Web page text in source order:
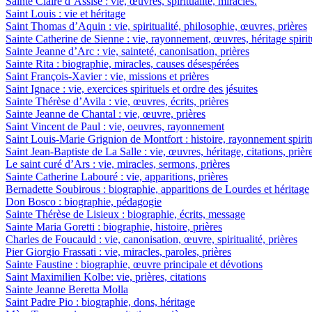
Saint Louis : vie et héritage
Saint Thomas d’Aquin : vie, spiritualité, philosophie, œuvres, prières
Sainte Catherine de Sienne : vie, rayonnement, œuvres, héritage
Sainte Jeanne d’Arc : vie, sainteté, canonisation, prières
Sainte Rita : biographie, miracles, causes désespérées
Saint François-Xavier : vie, missions et prières
Saint Ignace : vie, exercices spirituels et ordre des jésuites
Sainte Thérèse d’Avila : vie, œuvres, écrits, prières
Sainte Jeanne de Chantal : vie, œuvre, prières
Saint Vincent de Paul : vie, oeuvres, rayonnement
Saint Louis-Marie Grignion de Montfort : histoire, rayonnement
Saint Jean-Baptiste de La Salle : vie, œuvres, héritage, citations,
Le saint curé d’Ars : vie, miracles, sermons, prières
Sainte Catherine Labouré : vie, apparitions, prières
Bernadette Soubirous : biographie, apparitions de Lourdes et héritage
Don Bosco : biographie, pédagogie
Sainte Thérèse de Lisieux : biographie, écrits, message
Sainte Maria Goretti : biographie, histoire, prières
Charles de Foucauld : vie, canonisation, œuvre, spiritualité, prières
Pier Giorgio Frassati : vie, miracles, paroles, prières
Sainte Faustine : biographie, œuvre principale et dévotions
Saint Maximilien Kolbe: vie, prières, citations
Sainte Jeanne Beretta Molla
Saint Padre Pio : biographie, dons, héritage